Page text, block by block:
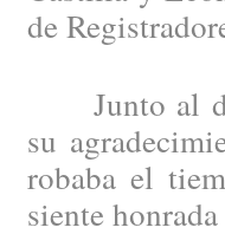
de
Junto al
su
robaba el
siente